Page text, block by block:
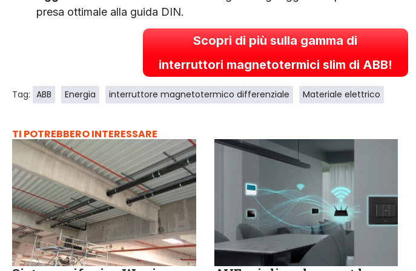
presa ottimale alla guida DIN.
Scopri di più sulla gamma di
interruttori magnetotermici slim di ABB!
Tag: ABB Energia interruttore magnetotermico differenziale Materiale elettrico
TI POTREBBERO INTERESSARE